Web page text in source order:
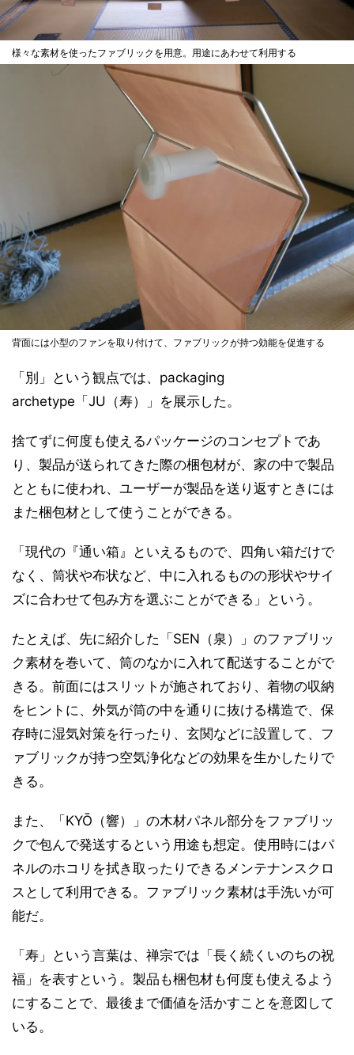
様々な素材を使ったファブリックを用意。用途にあわせて利用する
背面には小型のファンを取り付けて、ファブリックが持つ効能を促進する
「別」という観点では、packaging
archetype「JU（寿）」を展示した。
捨てずに何度も使えるパッケージのコンセプトであ
り、製品が送られてきた際の梱包材が、家の中で製品
とともに使われ、ユーザーが製品を送り返すときには
また梱包材として使うことができる。
「現代の『通い箱』といえるもので、四角い箱だけで
なく、筒状や布状など、中に入れるものの形状やサイ
ズに合わせて包み方を選ぶことができる」という。
たとえば、先に紹介した「SEN（泉）」のファブリッ
ク素材を巻いて、筒のなかに入れて配送することがで
きる。前面にはスリットが施されており、着物の収納
をヒントに、外気が筒の中を通りに抜ける構造で、保
存時に湿気対策を行ったり、玄関などに設置して、フ
ァブリックが持つ空気浄化などの効果を生かしたりで
きる。
また、「KYŌ（響）」の木材パネル部分をファブリッ
クで包んで発送するという用途も想定。使用時にはパ
ネルのホコリを拭き取ったりできるメンテナンスクロ
スとして利用できる。ファブリック素材は手洗いが可
能だ。
「寿」という言葉は、禅宗では「長く続くいのちの祝
福」を表すという。製品も梱包材も何度も使えるよう
にすることで、最後まで価値を活かすことを意図して
いる。